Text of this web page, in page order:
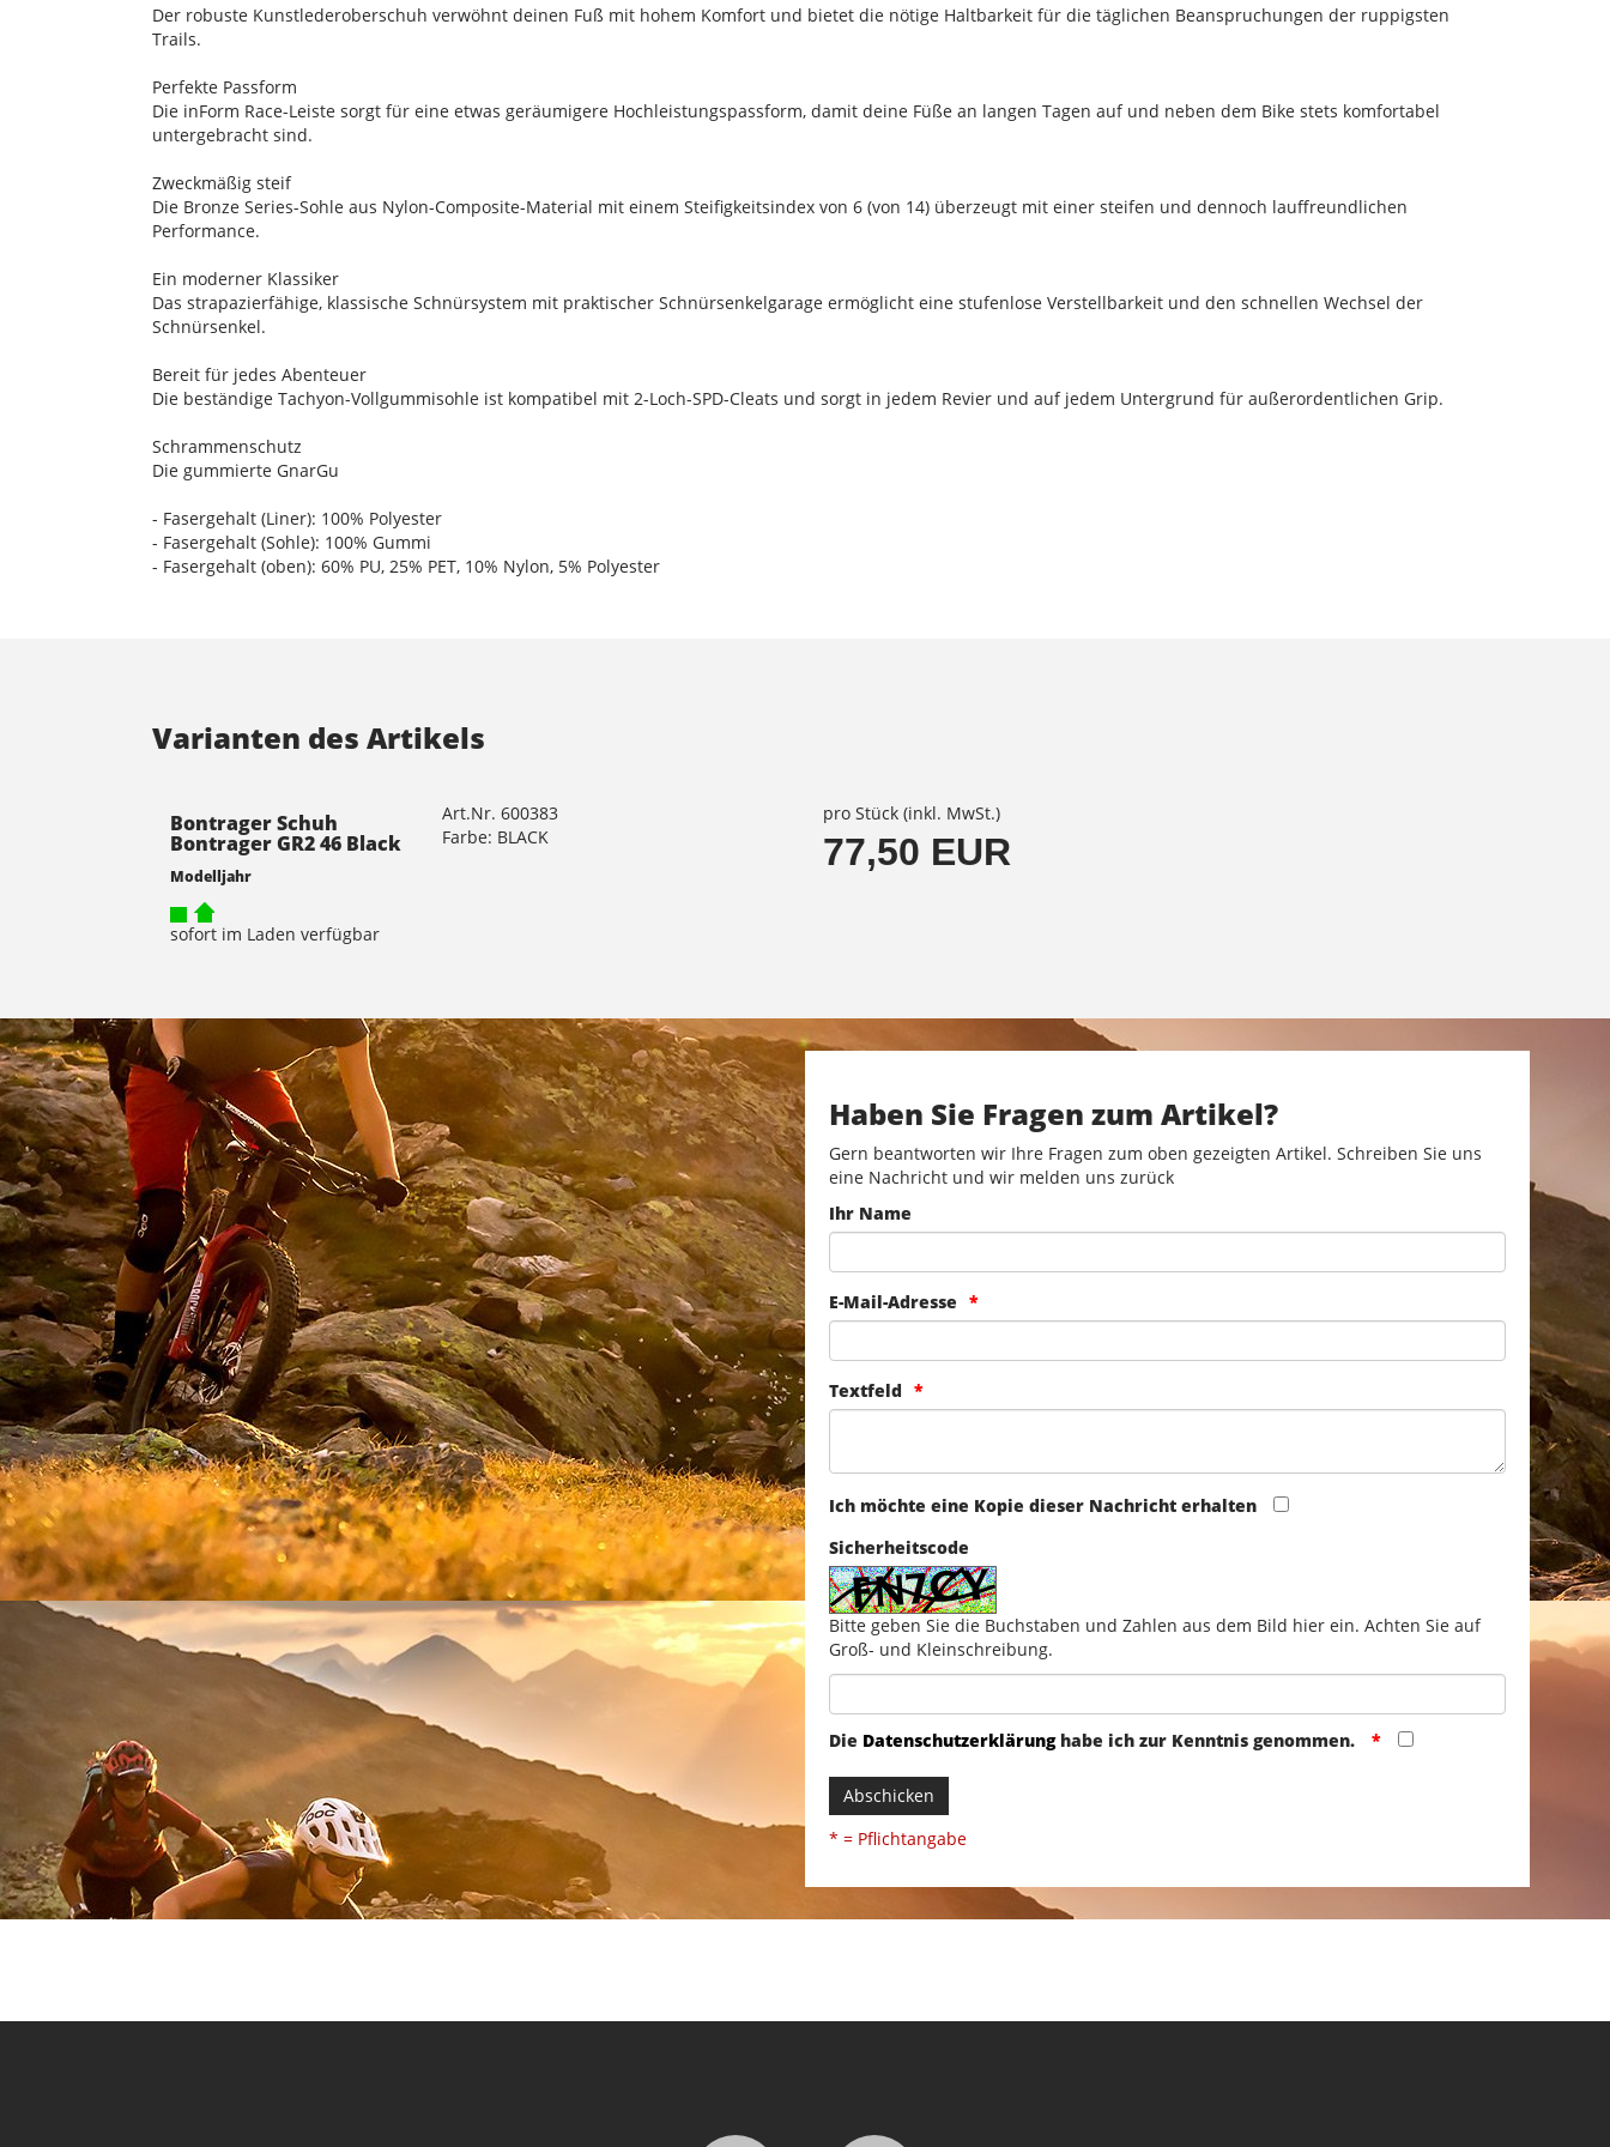
Der robuste Kunstlederoberschuh verwöhnt deinen Fuß mit hohem Komfort und bietet die nötige Haltbarkeit für die täglichen Beanspruchungen der ruppigsten
Trails.
Perfekte Passform
Die inForm Race-Leiste sorgt für eine etwas geräumigere Hochleistungspassform, damit deine Füße an langen Tagen auf und neben dem Bike stets komfortabel
untergebracht sind.
Zweckmäßig steif
Die Bronze Series-Sohle aus Nylon-Composite-Material mit einem Steifigkeitsindex von 6 (von 14) überzeugt mit einer steifen und dennoch lauffreundlichen
Performance.
Ein moderner Klassiker
Das strapazierfähige, klassische Schnürsystem mit praktischer Schnürsenkelgarage ermöglicht eine stufenlose Verstellbarkeit und den schnellen Wechsel der
Schnürsenkel.
Bereit für jedes Abenteuer
Die beständige Tachyon-Vollgummisohle ist kompatibel mit 2-Loch-SPD-Cleats und sorgt in jedem Revier und auf jedem Untergrund für außerordentlichen Grip.
Schrammenschutz
Die gummierte GnarGu
- Fasergehalt (Liner): 100% Polyester
- Fasergehalt (Sohle): 100% Gummi
- Fasergehalt (oben): 60% PU, 25% PET, 10% Nylon, 5% Polyester
Varianten des Artikels
Bontrager Schuh
Bontrager GR2 46 Black
Modelljahr
sofort im Laden verfügbar
Art.Nr. 600383
Farbe: BLACK
pro Stück (inkl. MwSt.)
77,50 EUR
Haben Sie Fragen zum Artikel?
Gern beantworten wir Ihre Fragen zum oben gezeigten Artikel. Schreiben Sie uns
eine Nachricht und wir melden uns zurück
Ihr Name
E-Mail-Adresse
Textfeld
Ich möchte eine Kopie dieser Nachricht erhalten
Sicherheitscode
Bitte geben Sie die Buchstaben und Zahlen aus dem Bild hier ein. Achten Sie auf
Groß- und Kleinschreibung.
Die Datenschutzerklärunghabe ich zur Kenntnis genommen.
Abschicken
* = Pflichtangabe